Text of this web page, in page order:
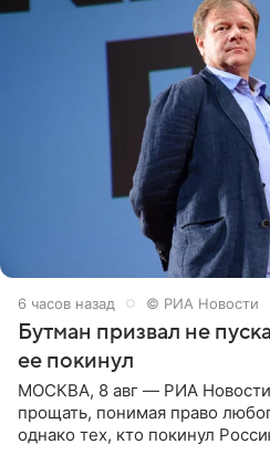
6 часов назад © РИА Новости
Бутман призвал не
ее покинул
МОСКВА, 8 авг — РИА
прощать, понимая право
однако тех, кто покинул